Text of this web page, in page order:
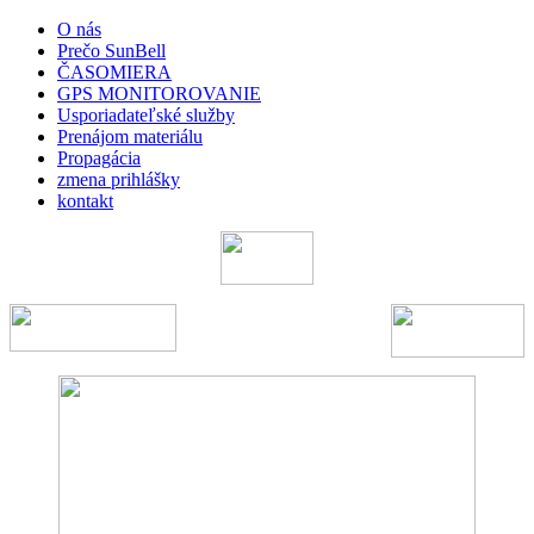
O nás
Prečo SunBell
ČASOMIERA
GPS MONITOROVANIE
Usporiadateľské služby
Prenájom materiálu
Propagácia
zmena prihlášky
kontakt